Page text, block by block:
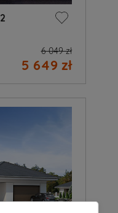
2
6 049 zł
5 649 zł